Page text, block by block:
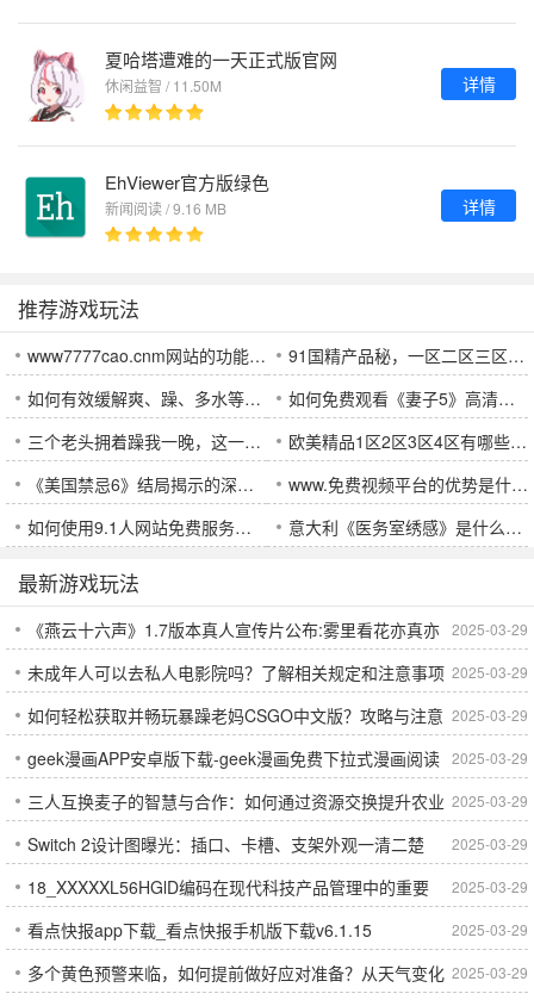
夏哈塔遭难的一天正式版官网
休闲益智 / 11.50M 详情
EhViewer官方版绿色
新闻阅读 / 9.16 MB 详情
推荐游戏玩法
www7777cao.cnm网站的功能特点与用户体验如何优化？
91国精产品秘，一区二区三区有什么区别？哪个更适合您？
如何有效缓解爽、躁、多水等情绪问题，避免快受不了了的困境？
如何免费观看《妻子5》高清完整版韩剧？最受欢迎的韩剧观看平台推荐
三个老头拥着躁我一晚，这一奇异经历背后隐藏着哪些深层次的意义？
欧美精品1区2区3区4区有哪些区别？如何选择适合自己的区域？
《美国禁忌6》结局揭示的深层次含义是什么？
www.免费视频平台的优势是什么？为何越来越多用户选择它？
如何使用9.1人网站免费服务搭建个人网站？全面解析平台优势与功能
意大利《医务室绣感》是什么？这部作品如何影响了现代医疗艺术的创作？
最新游戏玩法
《燕云十六声》1.7版本真人宣传片公布:雾里看花亦真亦
幻
2025-03-29
未成年人可以去私人电影院吗？了解相关规定和注意事项 2025-03-29
如何轻松获取并畅玩暴躁老妈CSGO中文版？攻略与注意
事项解析
2025-03-29
geek漫画APP安卓版下载-geek漫画免费下拉式漫画阅读
软件下载v1.0.0
2025-03-29
三人互换麦子的智慧与合作：如何通过资源交换提升农业
效益？
2025-03-29
Switch 2设计图曝光：插口、卡槽、支架外观一清二楚 2025-03-29
18_XXXXXL56HGlD编码在现代科技产品管理中的重要
作用是什么？
2025-03-29
看点快报app下载_看点快报手机版下载v6.1.15 2025-03-29
多个黄色预警来临，如何提前做好应对准备？从天气变化 2025-03-29